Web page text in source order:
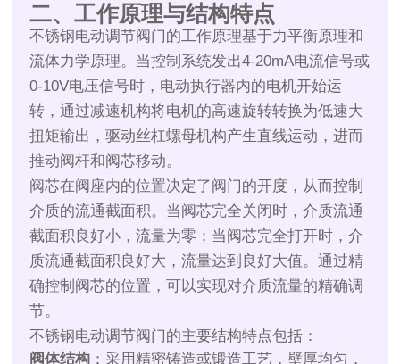
二、工作原理与结构特点
不锈钢电动调节阀门的工作原理基于力平衡原理和
流体力学原理。当控制系统发出4-20mA电流信号或
0-10V电压信号时，电动执行器内的电机开始运
转，通过减速机构将电机的高速旋转转换为低速大
扭矩输出，驱动丝杠螺母机构产生直线运动，进而
推动阀杆和阀芯移动。
阀芯在阀座内的位置决定了阀门的开度，从而控制
介质的流通截面积。当阀芯完全关闭时，介质流通
截面积良好小，流量为零；当阀芯完全打开时，介
质流通截面积良好大，流量达到良好大值。通过精
确控制阀芯的位置，可以实现对介质流量的精确调
节。
不锈钢电动调节阀门的主要结构特点包括：
阀体结构 ：采用精密铸造或锻造工艺，壁厚均匀，